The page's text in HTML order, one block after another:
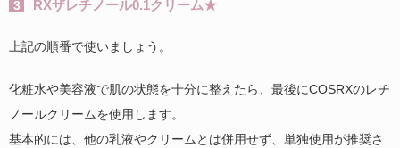
RXザレチノール0.1クリーム★
上記の順番で使いましょう。
化粧水や美容液で肌の状態を十分に整えたら、最後にCOSRXのレチ
ノールクリームを使用します。
基本的には、他の乳液やクリームとは併用せず、単独使用が推奨さ